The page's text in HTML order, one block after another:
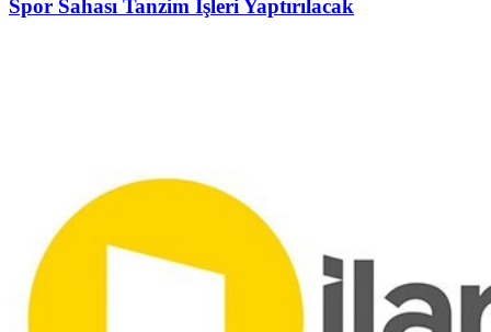
Spor Sahası Tanzim İşleri Yaptırılacak